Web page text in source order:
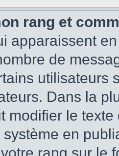
rang et
apparaissent
de
utilisateurs
Dans la
modifier le
en